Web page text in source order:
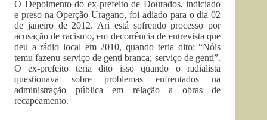
O Depoimento do ex-prefeito de Dourados, indiciado
e preso na Operção Uragano, foi adiado para o dia 02
de janeiro de 2012. Ari está sofrendo processo por
acusação de racismo, em decorrência de entrevista que
deu a rádio local em 2010, quando teria dito: “Nóis
temu fazenu serviço de genti branca; serviço de genti”.
O ex-prefeito teria dito isso quando o radialista
questionava sobre problemas enfrentados na
administração pública em relação a obras de
recapeamento.